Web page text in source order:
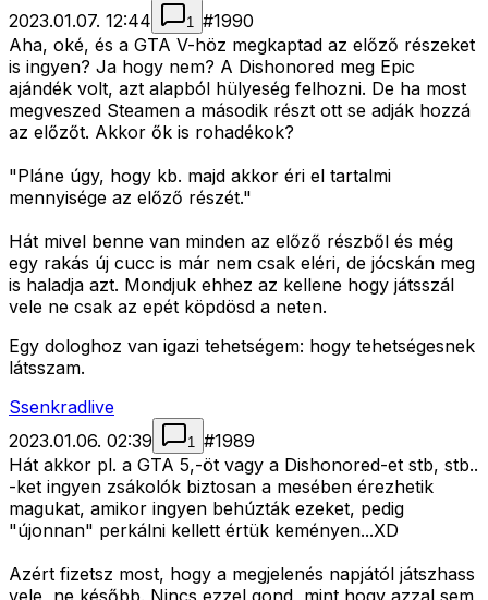
2023.01.07. 12:44
1 #1990
Aha, oké, és a GTA V-höz megkaptad az előző részeket
is ingyen? Ja hogy nem? A Dishonored meg Epic
ajándék volt, azt alapból hülyeség felhozni. De ha most
megveszed Steamen a második részt ott se adják hozzá
az előzőt. Akkor ők is rohadékok?
"Pláne úgy, hogy kb. majd akkor éri el tartalmi
mennyisége az előző részét."
Hát mivel benne van minden az előző részből és még
egy rakás új cucc is már nem csak eléri, de jócskán meg
is haladja azt. Mondjuk ehhez az kellene hogy játsszál
vele ne csak az epét köpdösd a neten.
Egy dologhoz van igazi tehetségem: hogy tehetségesnek
látsszam.
Ssenkradlive
2023.01.06. 02:39
1 #1989
Hát akkor pl. a GTA 5,-öt vagy a Dishonored-et stb, stb..
-ket ingyen zsákolók biztosan a mesében érezhetik
magukat, amikor ingyen behúzták ezeket, pedig
"újonnan" perkálni kellett értük keményen...XD
Azért fizetsz most, hogy a megjelenés napjától játszhass